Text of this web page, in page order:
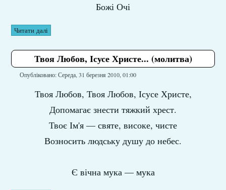
Божі Очі
Читати далі
Твоя Любов, Ісусе Христе... (молитва)
Опубліковано: Середа, 31 березня 2010, 01:00
Твоя Любов, Твоя Любов, Ісусе Христе,
Допомагає знести тяжкий хрест.
Твоє Ім'я — святе, високе, чисте
Возносить людську душу до небес.
Є вічна мука — мука